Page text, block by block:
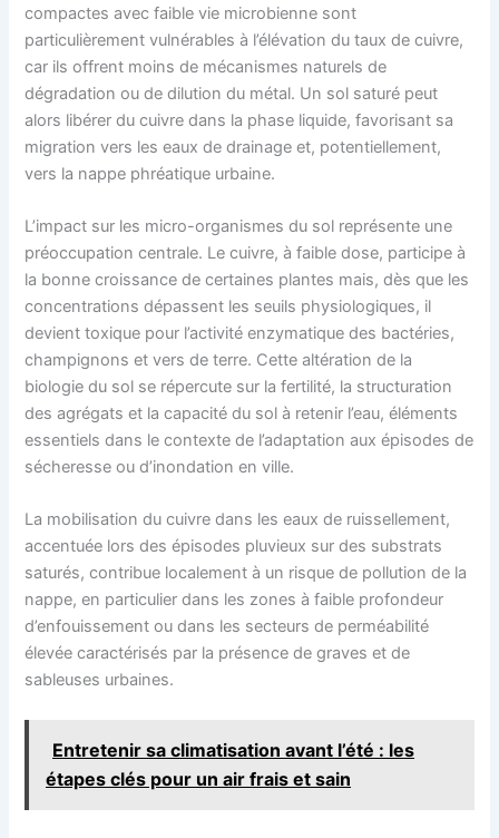
compactes avec faible vie microbienne sont
particulièrement vulnérables à l’élévation du taux de cuivre,
car ils offrent moins de mécanismes naturels de
dégradation ou de dilution du métal. Un sol saturé peut
alors libérer du cuivre dans la phase liquide, favorisant sa
migration vers les eaux de drainage et, potentiellement,
vers la nappe phréatique urbaine.
L’impact sur les micro-organismes du sol représente une
préoccupation centrale. Le cuivre, à faible dose, participe à
la bonne croissance de certaines plantes mais, dès que les
concentrations dépassent les seuils physiologiques, il
devient toxique pour l’activité enzymatique des bactéries,
champignons et vers de terre. Cette altération de la
biologie du sol se répercute sur la fertilité, la structuration
des agrégats et la capacité du sol à retenir l’eau, éléments
essentiels dans le contexte de l’adaptation aux épisodes de
sécheresse ou d’inondation en ville.
La mobilisation du cuivre dans les eaux de ruissellement,
accentuée lors des épisodes pluvieux sur des substrats
saturés, contribue localement à un risque de pollution de la
nappe, en particulier dans les zones à faible profondeur
d’enfouissement ou dans les secteurs de perméabilité
élevée caractérisés par la présence de graves et de
sableuses urbaines.
Entretenir sa climatisation avant l’été : les
étapes clés pour un air frais et sain